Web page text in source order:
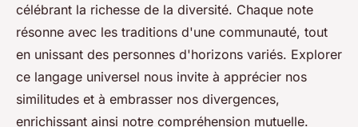
célébrant la richesse de la diversité. Chaque note
résonne avec les traditions d'une communauté, tout
en unissant des personnes d'horizons variés. Explorer
ce langage universel nous invite à apprécier nos
similitudes et à embrasser nos divergences,
enrichissant ainsi notre compréhension mutuelle.